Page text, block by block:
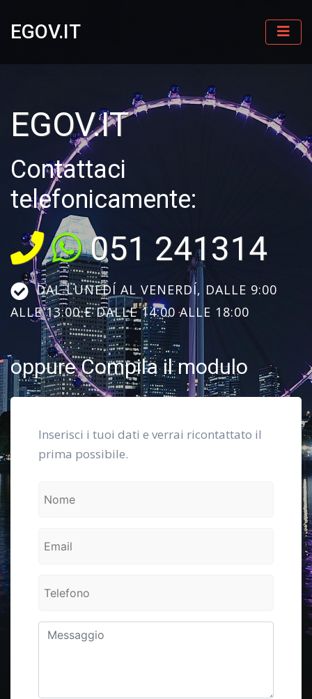
EGOV.IT
EGOV.IT
Contattaci
telefonicamente:
051 241314
DAL LUNEDÍ AL VENERDÍ, DALLE 9:00
ALLE 13:00 E DALLE 14:00 ALLE 18:00
oppure Compila il modulo
Inserisci i tuoi dati e verrai ricontattato il
prima possibile.